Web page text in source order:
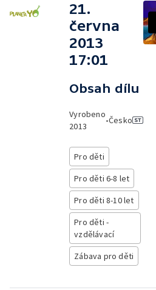
21.
června
2013
17:01
Obsah dílu
Vyrobeno
2013
•Česko
Pro děti
Pro děti 6-8 let
Pro děti 8-10 let
Pro děti -
vzdělávací
Zábava pro děti